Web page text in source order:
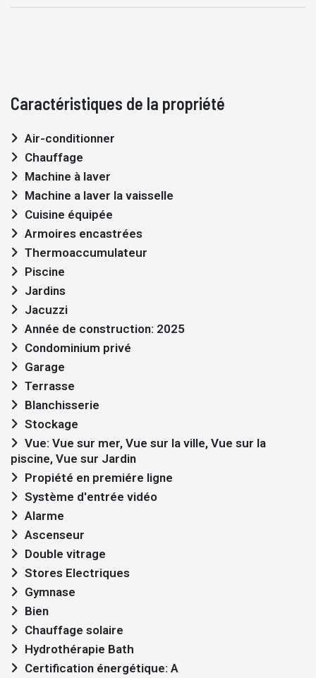
Caractéristiques de la propriété
Air-conditionner
Chauffage
Machine à laver
Machine a laver la vaisselle
Cuisine équipée
Armoires encastrées
Thermoaccumulateur
Piscine
Jardins
Jacuzzi
Année de construction: 2025
Condominium privé
Garage
Terrasse
Blanchisserie
Stockage
piscine, Vue sur Jardin
Propiété en premiére ligne
Système d'entrée vidéo
Alarme
Ascenseur
Double vitrage
Stores Electriques
Gymnase
Bien
Chauffage solaire
Hydrothérapie Bath
Certification énergétique: A